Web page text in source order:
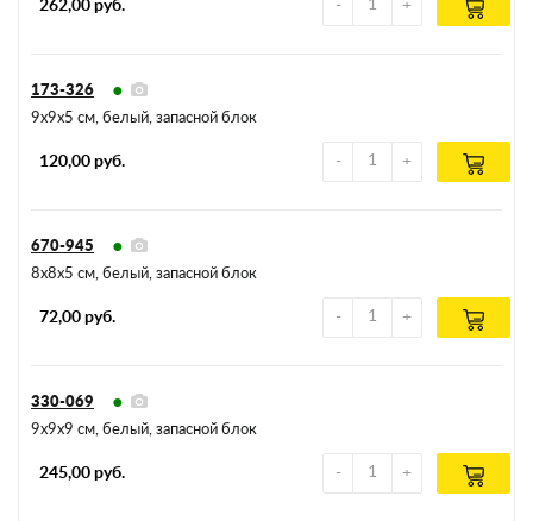
262,00 руб.
173-326
9х9х5 см, белый, запасной блок
120,00 руб.
670-945
8х8х5 см, белый, запасной блок
72,00 руб.
330-069
9х9х9 см, белый, запасной блок
245,00 руб.